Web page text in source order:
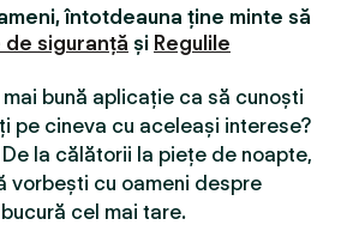
întotdeauna ține minte să
de siguranță și Regulile
bună aplicație ca să cunoști
pe cineva cu aceleași interese?
la călătorii la piețe de noapte,
vorbești cu oameni despre
cel mai tare.